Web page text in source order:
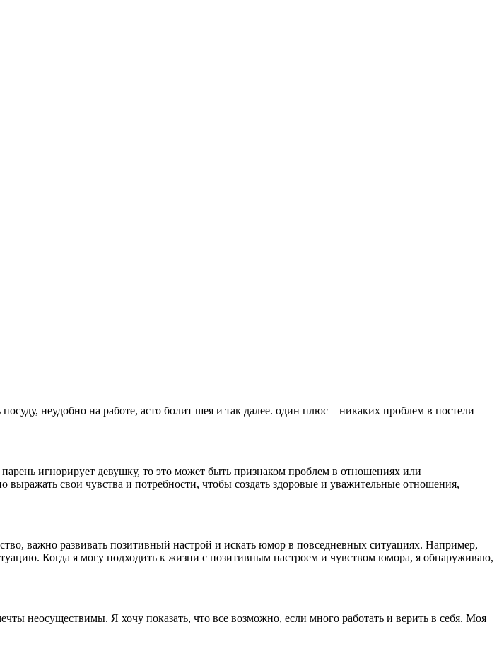
неудобно на работе, асто болит шея и так далее. один плюс – никаких проблем в постели
игнорирует девушку, то это может быть признаком проблем в отношениях или
свои чувства и потребности, чтобы создать здоровые и уважительные отношения,
важно развивать позитивный настрой и искать юмор в повседневных ситуациях. Например,
Когда я могу подходить к жизни с позитивным настроем и чувством юмора, я обнаруживаю,
неосуществимы. Я хочу показать, что все возможно, если много работать и верить в себя. Моя